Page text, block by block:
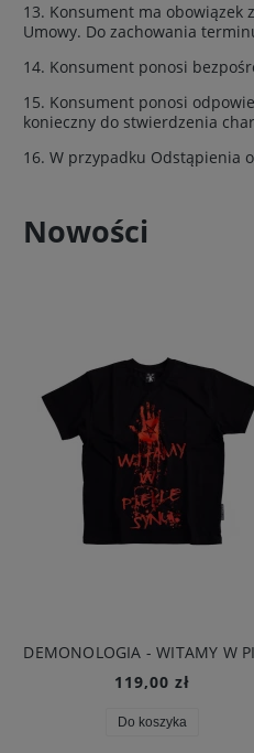
13. Konsument ma obowiązek
Umowy. Do zachowania
14. Konsument ponosi
15. Konsument ponosi
konieczny do stwierdzenia
16. W przypadku Odstąpienia
Nowości
119,00 zł
Do koszyka